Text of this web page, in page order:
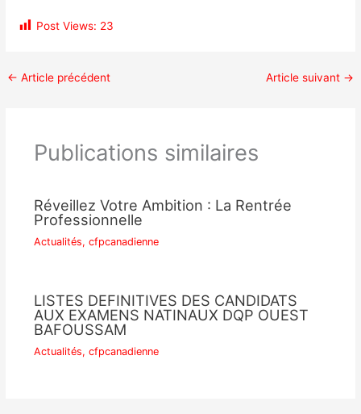
Post Views: 23
← Article précédent Article suivant →
Publications similaires
Réveillez Votre Ambition : La Rentrée
Professionnelle
Actualités, cfpcanadienne
LISTES DEFINITIVES DES CANDIDATS
AUX EXAMENS NATINAUX DQP OUEST
BAFOUSSAM
Actualités, cfpcanadienne